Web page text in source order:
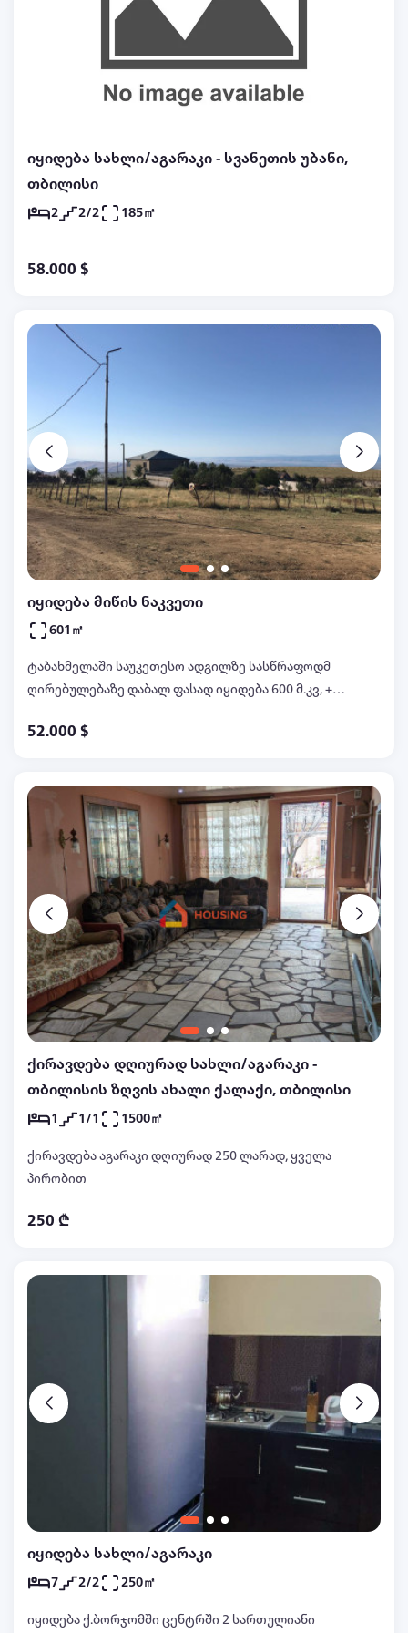
დამოკიდებულია დღეების რაოდენობაზე და
იყიდება სახლი/აგარაკი - სვანეთის უბანი,
თბილისი
2 2/2 185㎡
58.000 $
იყიდება მიწის ნაკვეთი
601㎡
ტაბახმელაში საუკეთესო ადგილზე სასწრაფოდმ
ღირებულებაზე დაბალ ფასად იყიდება 600 მ.კვ, +
მიყვანილია, პროექტი დამტკიცებულია და
52.000 $
ქირავდება დღიურად სახლი/აგარაკი -
თბილისის ზღვის ახალი ქალაქი, თბილისი
1 1/1 1500㎡
ქირავდება აგარაკი დღიურად 250 ლარად, ყველა
პირობით
250 ₾
იყიდება სახლი/აგარაკი
7 2/2 250㎡
იყიდება ქ.ბორჯომში ცენტრში 2 სართულიანი